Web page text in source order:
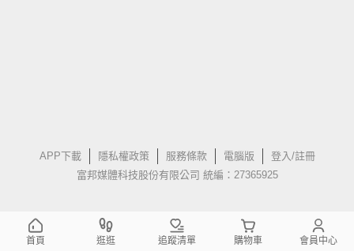
APP下載 隱私權政策 服務條款 電腦版
登入/註冊
富邦媒體科技股份有限公司 統編：27365925
首頁 逛逛 追蹤清單 購物車 會員中心